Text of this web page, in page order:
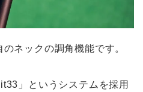
ネックの調角機能です。
」というシステムを採用